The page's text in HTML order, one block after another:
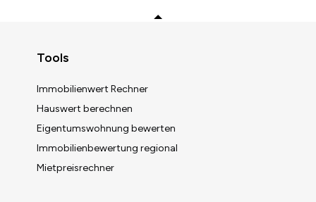
Tools
Immobilienwert Rechner
Hauswert berechnen
Eigentumswohnung bewerten
Immobilienbewertung regional
Mietpreisrechner